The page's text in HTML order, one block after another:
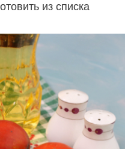
из списка